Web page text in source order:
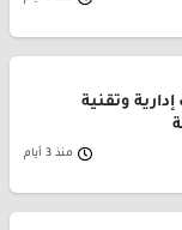
وتقنية
منذ 3 أيام